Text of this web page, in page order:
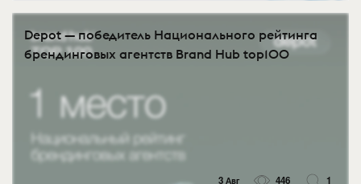
Depot — победитель Национального рейтинга
брендинговых агентств Brand Hub top100
3 Авг 446 1